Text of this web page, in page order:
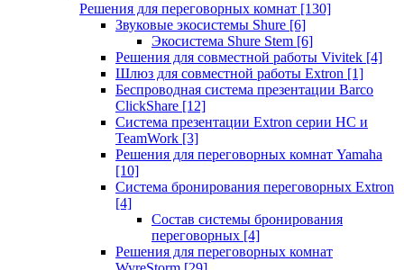
Решения для переговорных комнат [130]
Звуковые экосистемы Shure [6]
Экосистема Shure Stem [6]
Решения для совместной работы Vivitek [4]
Шлюз для совместной работы Extron [1]
Беспроводная система презентации Barco
ClickShare [12]
Система презентации Extron серии HC и
TeamWork [3]
Решения для переговорных комнат Yamaha
[10]
Система бронирования переговорных Extron
[4]
Состав системы бронирования
переговорных [4]
Решения для переговорных комнат